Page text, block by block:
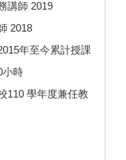
講師 2019
2018
年至今累計授課
小時
110 學年度兼任教